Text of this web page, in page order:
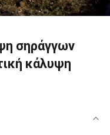
σηράγγων
κάλυψη